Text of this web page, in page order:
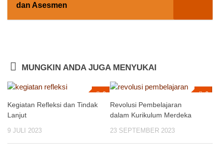
dan Asesmen
MUNGKIN ANDA JUGA MENYUKAI
0
Kegiatan Refleksi dan Tindak
Lanjut
9 JULI 2023
0
Revolusi Pembelajaran
dalam Kurikulum Merdeka
23 SEPTEMBER 2023